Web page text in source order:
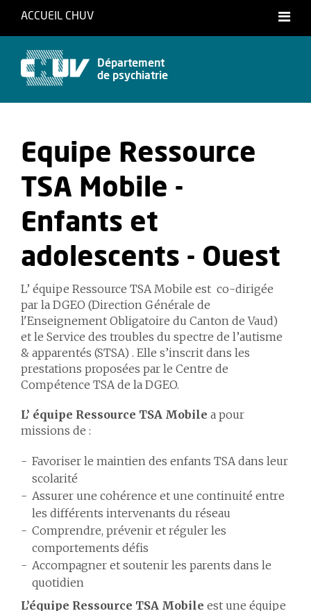
ACCUEIL CHUV
Département
de psychiatrie
Equipe Ressource
TSA Mobile -
Enfants et
adolescents - Ouest
L’ équipe Ressource TSA Mobile est co-dirigée
par la DGEO (Direction Générale de
l'Enseignement Obligatoire du Canton de Vaud)
et le Service des troubles du spectre de l’autisme
& apparentés (STSA) . Elle s’inscrit dans les
prestations proposées par le Centre de
Compétence TSA de la DGEO.
L’ équipe Ressource TSA Mobile a pour
missions de :
Favoriser le maintien des enfants TSA dans leur
scolarité
Assurer une cohérence et une continuité entre
les différents intervenants du réseau
Comprendre, prévenir et réguler les
comportements défis
Accompagner et soutenir les parents dans le
quotidien
L’équipe Ressource TSA Mobile est une équipe